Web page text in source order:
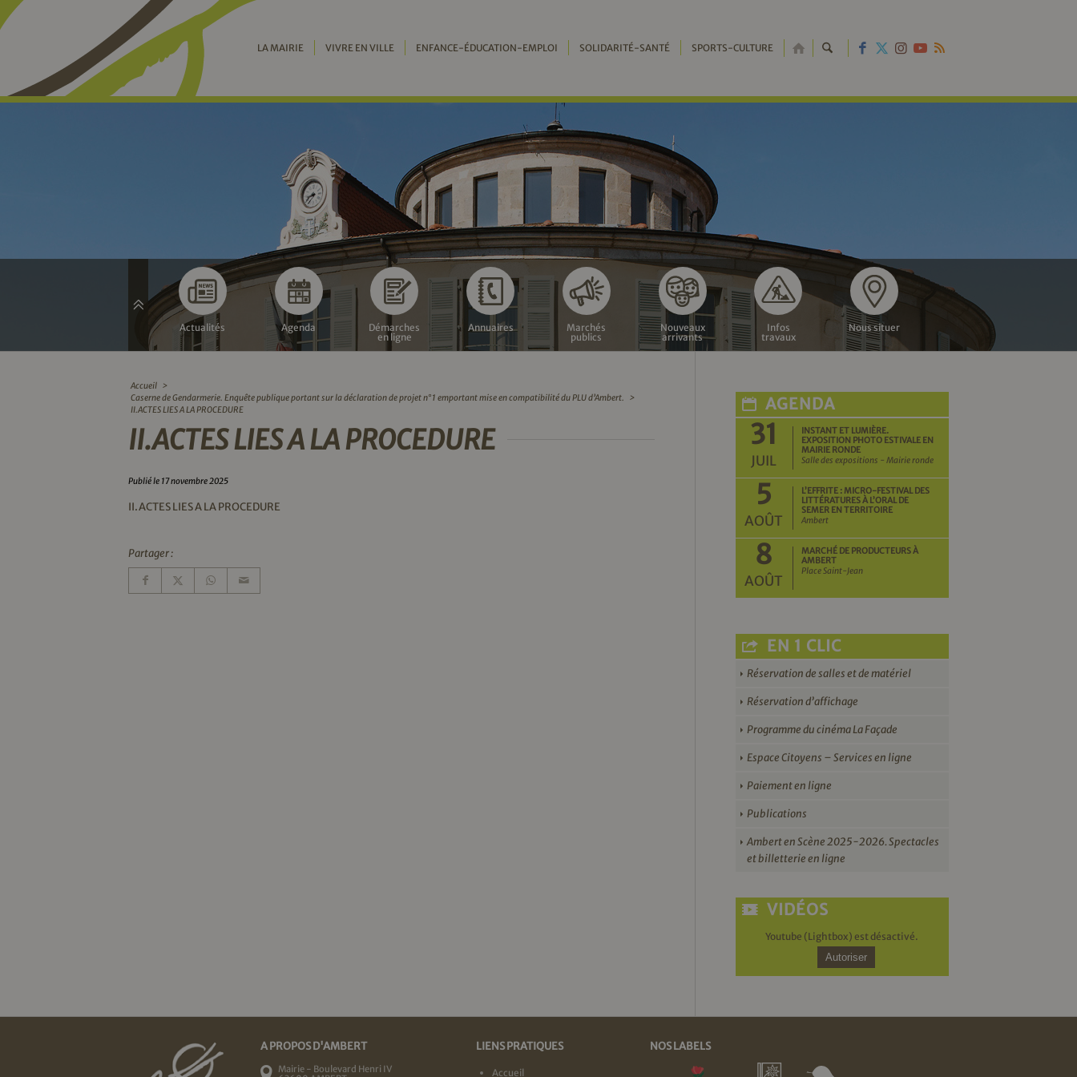
LA MAIRIE VIVRE EN VILLE ENFANCE-ÉDUCATION-EMPLOI SOLIDARITÉ-SANTÉ SPORTS-CULTURE RETOUR
Actualités Agenda
Démarches
en ligne
Annuaires
Marchés
publics
Nouveaux
arrivants
Infos
travaux
Nous situer
Accueil >
Caserne de Gendarmerie. Enquête publique portant sur la déclaration de projet n°1 emportant mise en compatibilité du PLU d’Ambert.
>
II.ACTES LIES A LA PROCEDURE
II.ACTES LIES A LA PROCEDURE
Publié le 17 novembre 2025
II.ACTES LIES A LA PROCEDURE
Partager :
AGENDA
31
JUIL
INSTANT ET LUMIÈRE.
EXPOSITION PHOTO ESTIVALE EN
MAIRIE RONDE
Salle des expositions - Mairie ronde
5
AOÛT
L’EFFRITE : MICRO-FESTIVAL DES
LITTÉRATURES À L’ORAL DE
SEMER EN TERRITOIRE
Ambert
8
AOÛT
MARCHÉ DE PRODUCTEURS À
AMBERT
Place Saint-Jean
EN 1 CLIC
Réservation de salles et de matériel
Réservation d’affichage
Programme du cinéma La Façade
Espace Citoyens – Services en ligne
Paiement en ligne
Publications
Ambert en Scène 2025-2026. Spectacles
et billetterie en ligne
VIDÉOS
Youtube (Lightbox) est désactivé.
Autoriser
A PROPOS D'AMBERT
Mairie - Boulevard Henri IV
LIENS PRATIQUES
Accueil
NOS LABELS